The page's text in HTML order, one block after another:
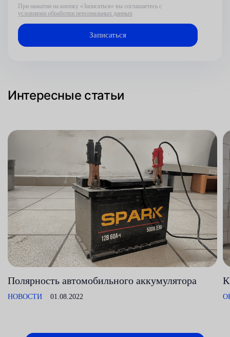
При нажатии на кнопку «Записаться» вы соглашаетесь с
условиями обработки персональных данных
Интересные статьи
Полярность автомобильного аккумулятора
НОВОСТИ 01.08.2022